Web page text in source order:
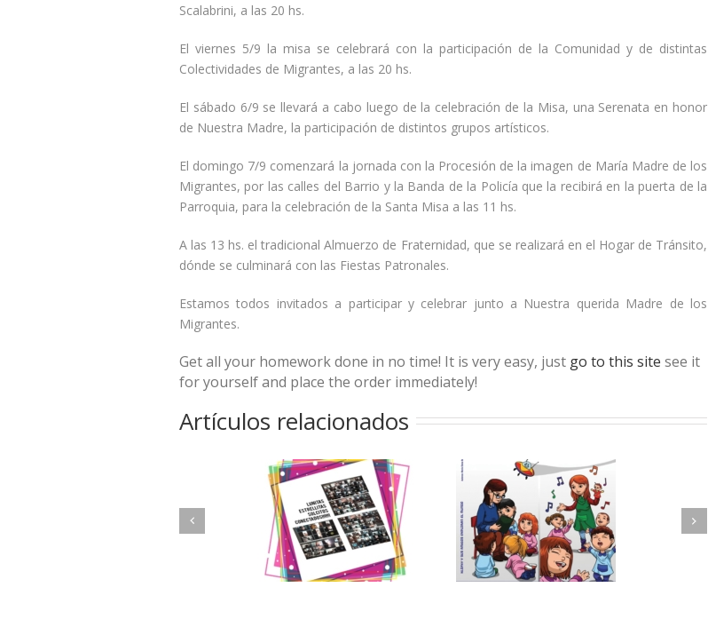
Scalabrini, a las 20 hs.
El viernes 5/9 la misa se celebrará con la participación de la Comunidad y de distintas
Colectividades de Migrantes, a las 20 hs.
El sábado 6/9 se llevará a cabo luego de la celebración de la Misa, una Serenata en honor
de Nuestra Madre, la participación de distintos grupos artísticos.
El domingo 7/9 comenzará la jornada con la Procesión de la imagen de María Madre de los
Migrantes, por las calles del Barrio y la Banda de la Policía que la recibirá en la puerta de la
Parroquia, para la celebración de la Santa Misa a las 11 hs.
A las 13 hs. el tradicional Almuerzo de Fraternidad, que se realizará en el Hogar de Tránsito,
dónde se culminará con las Fiestas Patronales.
Estamos todos invitados a participar y celebrar junto a Nuestra querida Madre de los
Migrantes.
Get all your homework done in no time! It is very easy, just go to this site see it
for yourself and place the order immediately!
Artículos relacionados